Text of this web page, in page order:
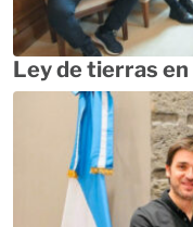
Ley de tierras